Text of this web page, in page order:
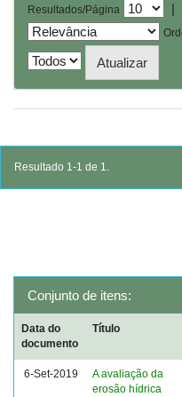
Resultados/Página |
Resultado 1-1 de 1.
Conjunto de itens:
Data do
documento
Título
6-Set-2019
A avaliação da
erosão hídrica